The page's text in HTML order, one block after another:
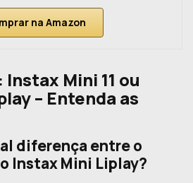
na Amazon
Mini 11 ou
– Entenda as
diferença entre o
Instax Mini Liplay?